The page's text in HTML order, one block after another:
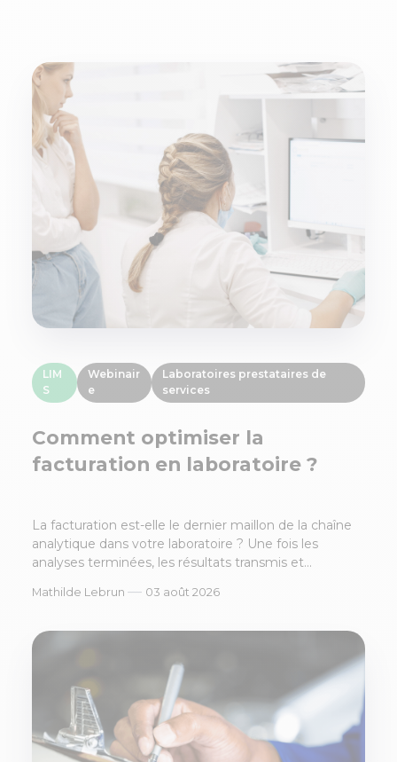
LIM
S
Webinair
e
Laboratoires prestataires de
services
Comment optimiser la
facturation en laboratoire ?
La facturation est-elle le dernier maillon de la chaîne
analytique dans votre laboratoire ? Une fois les
analyses terminées, les résultats transmis et...
Mathilde Lebrun — 03 août 2026